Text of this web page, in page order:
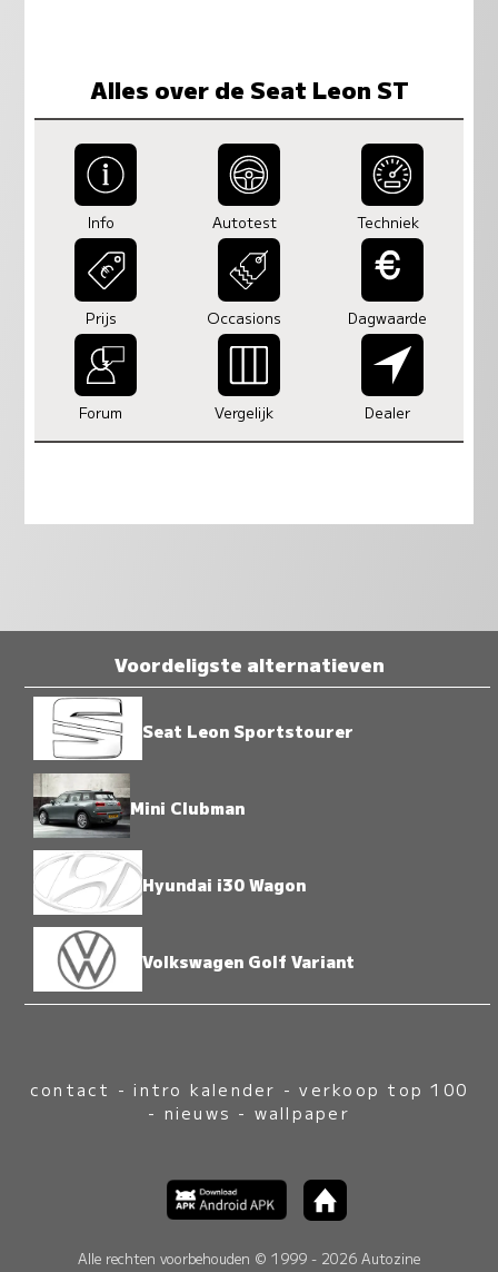
Alles over de Seat Leon ST
Info Autotest Techniek
Prijs Occasions Dagwaarde
Forum Vergelijk Dealer
Voordeligste alternatieven
Seat Leon Sportstourer
Mini Clubman
Hyundai i30 Wagon
Volkswagen Golf Variant
contact -intro kalender -verkoop top 100
- nieuws - wallpaper
Alle rechten voorbehouden © 1999 - 2026 Autozine